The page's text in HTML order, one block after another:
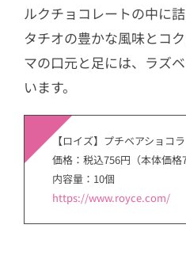
ルクチョコレートの中に
タチオの豊かな風味とコ
マの口元と足には、ラズ
います。
【ロイズ】プチベアショコ
価格：税込756円（本体価格
内容量：10個
https://www.royce.com/